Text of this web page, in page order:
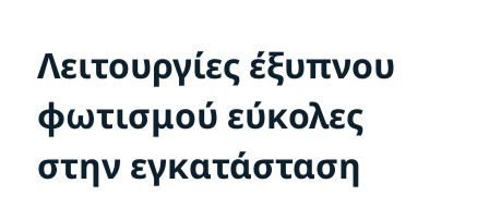
Λειτουργίες έξυπνου
φωτισμού εύκολες
στην εγκατάσταση